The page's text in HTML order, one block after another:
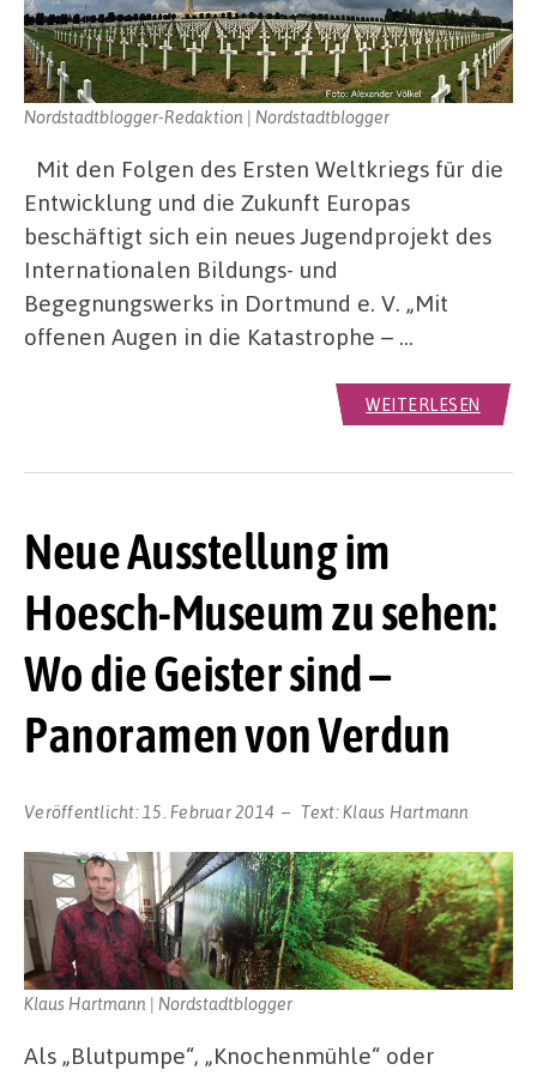
Nordstadtblogger-Redaktion | Nordstadtblogger
Mit den Folgen des Ersten Weltkriegs für die
Entwicklung und die Zukunft Europas
beschäftigt sich ein neues Jugendprojekt des
Internationalen Bildungs- und
Begegnungswerks in Dortmund e. V. „Mit
offenen Augen in die Katastrophe – …
WEITERLESEN
Neue Ausstellung im
Hoesch-Museum zu sehen:
Wo die Geister sind –
Panoramen von Verdun
Veröffentlicht: 15. Februar 2014 Text:Klaus Hartmann
Klaus Hartmann | Nordstadtblogger
Als „Blutpumpe“, „Knochenmühle“ oder